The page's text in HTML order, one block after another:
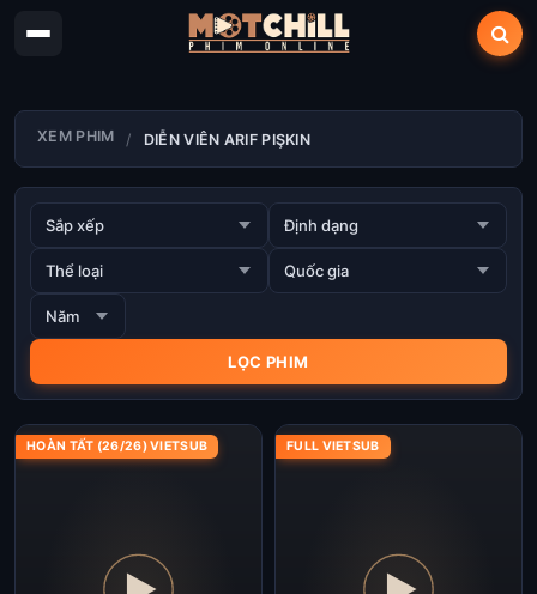
XEM PHIM DIỄN VIÊN ARIF PIŞKIN
HOÀN TẤT (26/26) VIETSUB FULL VIETSUB